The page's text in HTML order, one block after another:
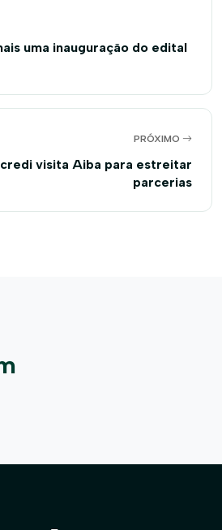
uma inauguração do edital
PRÓXIMO
visita Aiba para estreitar
parcerias